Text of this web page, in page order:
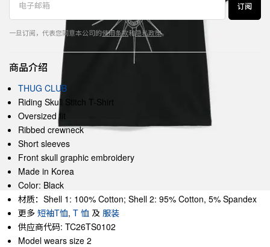
订阅
一旦订阅，代表您同意本公司的使用条款和隐私政策。
商品介绍
THUG CLUB
Riding Skull Stitch T-Shirt
Oversized fit
Ribbed crewneck
Short sleeves
Front skull graphic embroidery
Made in Korea
Color: Black
材质：Shell 1: 100% Cotton; Shell 2: 95% Cotton, 5% Spandex
更多 短袖T恤, T 恤 及 服装
供应商代码: TC26TS0102
Model wears size 2